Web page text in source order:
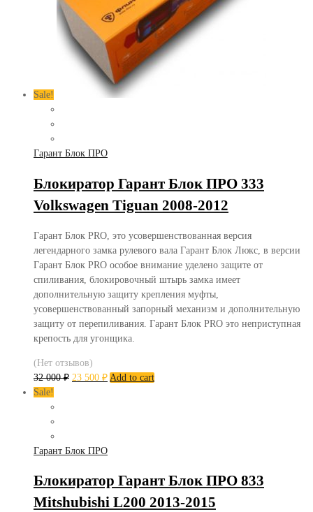
Sale!
Гарант Блок ПРО
Блокиратор Гарант Блок ПРО 333
Volkswagen Tiguan 2008-2012
Гарант Блок PRO, это усовершенствованная версия
легендарного замка рулевого вала Гарант Блок Люкс, в версии
Гарант Блок PRO особое внимание уделено защите от
спиливания, блокировочный штырь замка имеет
дополнительную защиту крепления муфты,
усовершенствованный запорный механизм и дополнительную
защиту от перепиливания. Гарант Блок PRO это неприступная
крепость для угонщика.
(Нет отзывов)
32 000₽ 23 500 ₽ Add to cart
Sale!
Гарант Блок ПРО
Блокиратор Гарант Блок ПРО 833
Mitshubishi L200 2013-2015